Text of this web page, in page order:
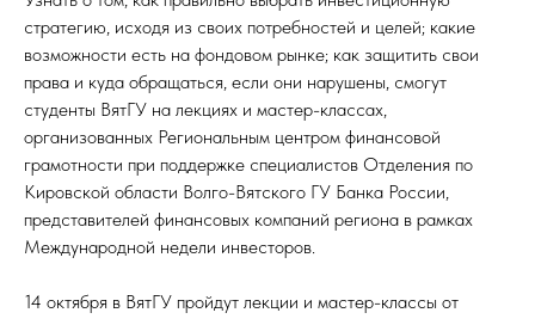
стратегию, исходя из своих потребностей и целей; какие
возможности есть на фондовом рынке; как защитить свои
права и куда обращаться, если они нарушены, смогут
студенты ВятГУ на лекциях и мастер-классах,
организованных Региональным центром финансовой
грамотности при поддержке специалистов Отделения по
Кировской области Волго-Вятского ГУ Банка России,
представителей финансовых компаний региона в рамках
Международной недели инвесторов.
14 октября в ВятГУ пройдут лекции и мастер-классы от